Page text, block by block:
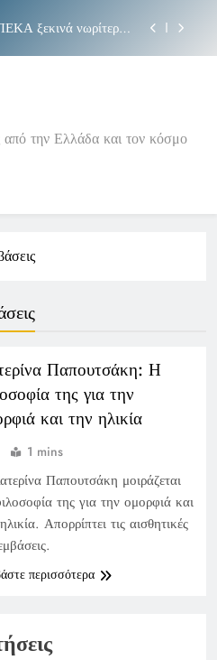
ξεκινά νωρίτερα
φράση «Κρήτη
ξεκινά νωρίτερα
φράση «Κρήτη
από την Ελλάδα και τον κόσμο
Παπουτσάκη: Η
της για την
και την ηλικία
1 mins
Παπουτσάκη μοιράζεται
της για την ομορφιά και
Απορρίπτει τις αισθητικές
περισσότερα